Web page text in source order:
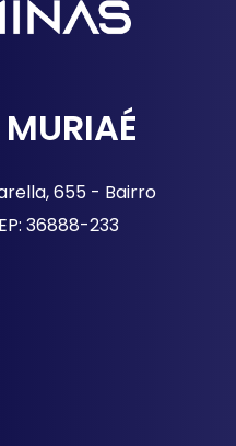
655 - Bairro
36888-233